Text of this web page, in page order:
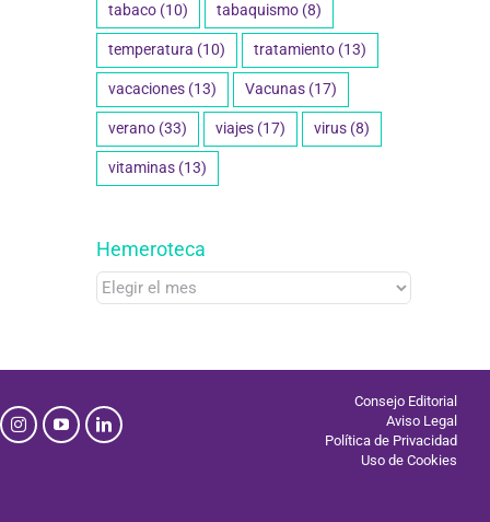
tabaco (10) tabaquismo (8)
temperatura (10) tratamiento (13)
vacaciones (13) Vacunas (17)
verano (33) viajes (17) virus (8)
vitaminas (13)
Hemeroteca
Hemeroteca
Consejo Editorial
Aviso Legal
Política de Privacidad
Uso de Cookies